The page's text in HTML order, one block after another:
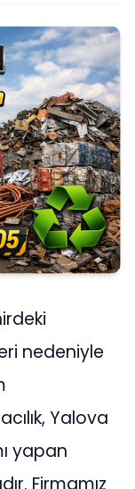
nedeniyle
Yalova
yapan